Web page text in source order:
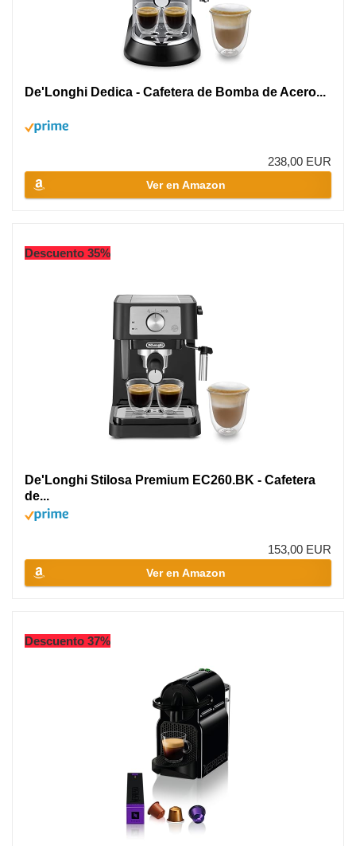
De'Longhi Dedica - Cafetera de Bomba de Acero...
238,00 EUR
Ver en Amazon
Descuento 35%
De'Longhi Stilosa Premium EC260.BK - Cafetera
de...
153,00 EUR
Ver en Amazon
Descuento 37%